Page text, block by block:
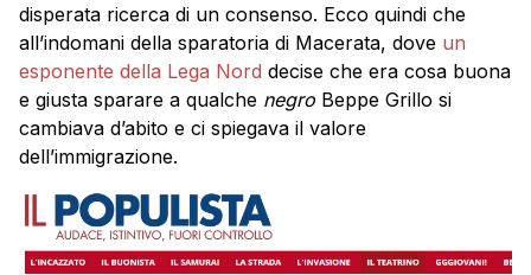
disperata ricerca di un consenso. Ecco quindi che
all’indomani della sparatoria di Macerata, dove un
esponente della Lega Nord decise che era cosa buona
e giusta sparare a qualche negro Beppe Grillo si
cambiava d’abito e ci spiegava il valore
dell’immigrazione.